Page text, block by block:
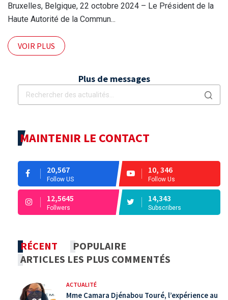
Bruxelles, Belgique, 22 octobre 2024 – Le Président de la
Haute Autorité de la Commun...
VOIR PLUS
Plus de messages
MAINTENIR LE CONTACT
20,567
Follow US
10, 346
Follow Us
12,5645
Follwers
14,343
Subscribers
RÉCENT
POPULAIRE
ARTICLES LES PLUS COMMENTÉS
ACTUALITÉ
Mme Camara Djénabou Touré, l’expérience au